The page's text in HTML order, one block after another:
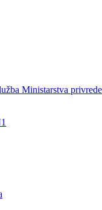
Ministarstva privrede